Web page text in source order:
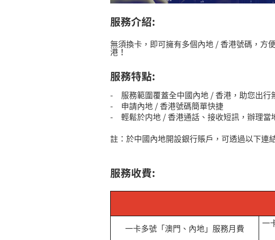
服務介紹:
無須換卡，即可擁有多個內地 / 香港號碼，方
港！
服務特點:
- 服務範圍覆蓋全中國內地 / 香港，助您出行
- 申請內地 / 香港號碼簡單快捷
- 輕鬆於内地 / 香港通話、接收短訊，辦理當
註：於中國內地開設銀行賬戶，可透過以下連
服務收費:
一卡多號「澳門、內地」服務月費 一